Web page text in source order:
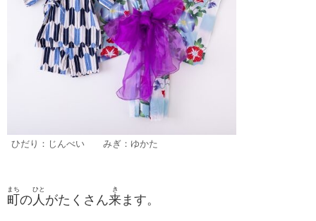
ひだり：じんべい みぎ：ゆかた
町
まち
の 人
ひと
がたくさん来
き
ます。